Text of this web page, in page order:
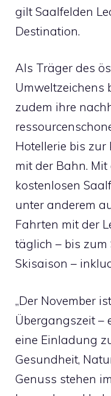
gilt Saalfelden
Destination.
Als Träger des
Umweltzeichens
zudem ihre
Hotellerie bis
mit der Bahn. Mit
kostenlosen
unter anderem
Fahrten mit der
täglich – bis zum
Skisaison –
„Der November
Übergangszeit –
eine Einladung
Gesundheit,
Genuss stehen